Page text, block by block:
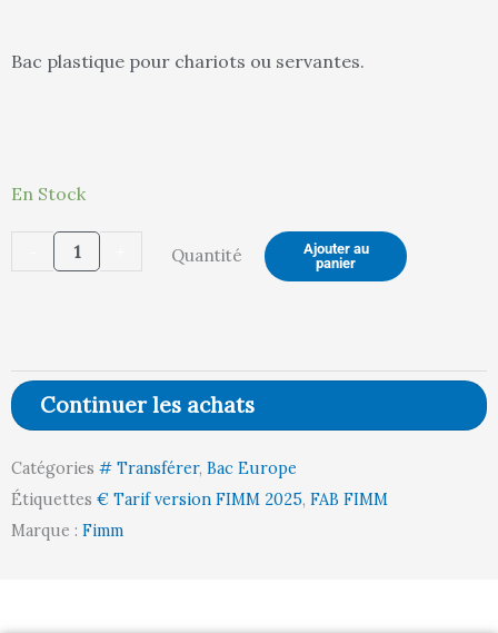
20,00 €.
Bac plastique pour chariots ou servantes.
En Stock
quantité
capacité
14,4
Quantité
Ajouter au
panier
Continuer les achats
Catégories # Transférer, Bac Europe
Étiquettes € Tarif version FIMM 2025, FAB FIMM
Marque : Fimm